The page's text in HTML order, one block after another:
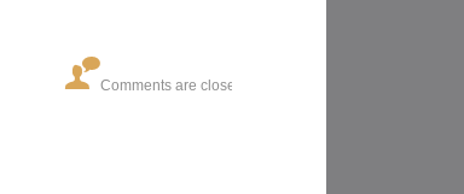
Comments are closed